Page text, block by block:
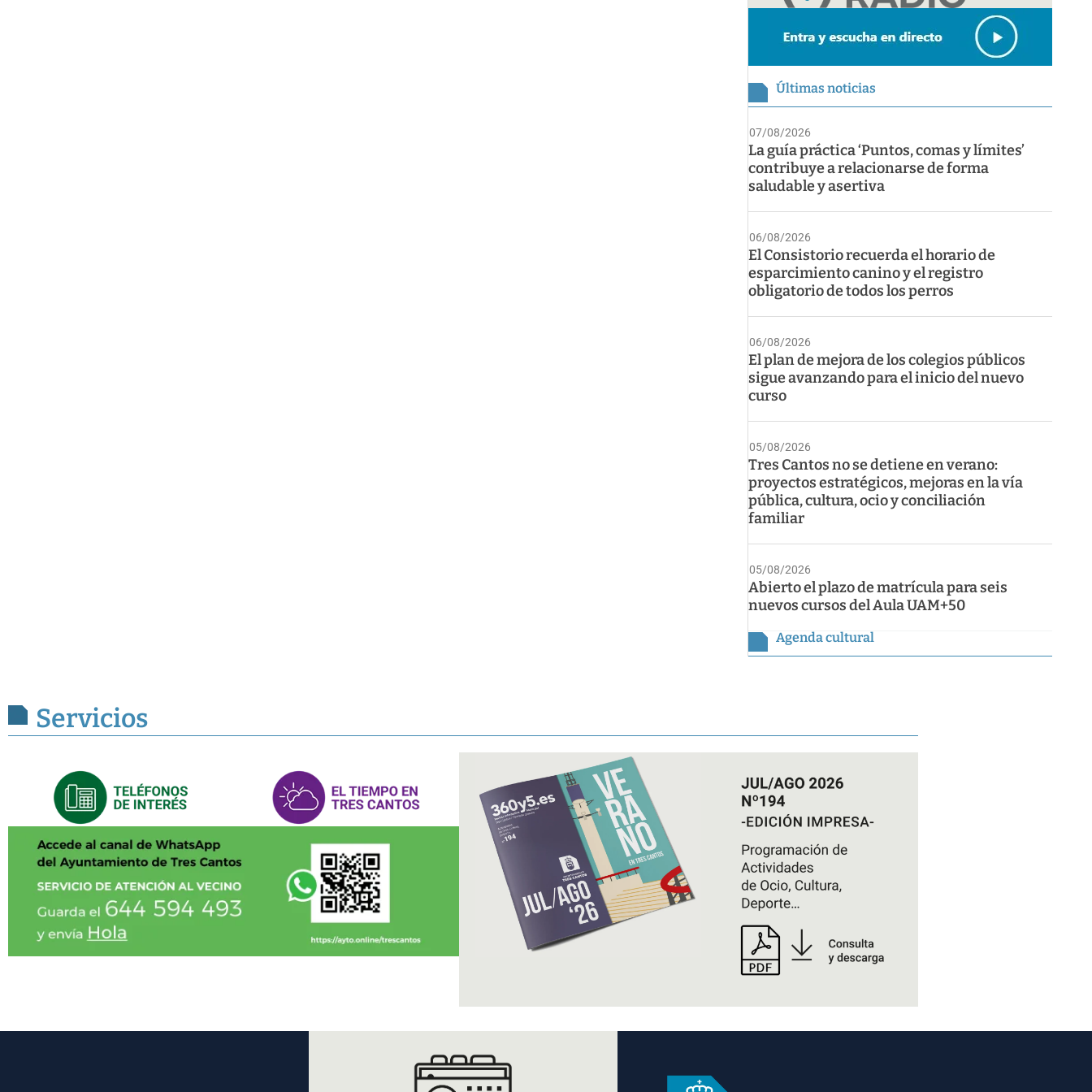
Últimas noticias
07/08/2026
La guía práctica ‘Puntos, comas y límites’
contribuye a relacionarse de forma
saludable y asertiva
06/08/2026
El Consistorio recuerda el horario de
esparcimiento canino y el registro
obligatorio de todos los perros
06/08/2026
El plan de mejora de los colegios públicos
sigue avanzando para el inicio del nuevo
curso
05/08/2026
Tres Cantos no se detiene en verano:
proyectos estratégicos, mejoras en la vía
pública, cultura, ocio y conciliación
familiar
05/08/2026
Abierto el plazo de matrícula para seis
nuevos cursos del Aula UAM+50
Agenda cultural
Servicios